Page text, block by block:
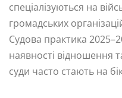
спеціалізуються на
громадських
Судова практика
наявності відношення
суди часто стають на